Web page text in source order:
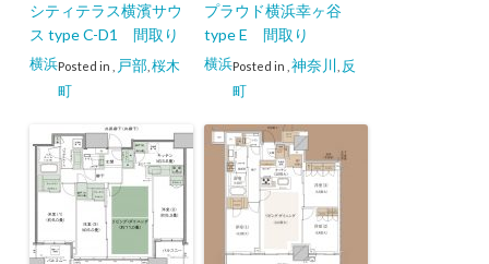
シティテラス横濱サウ
ス type C-D1 間取り
Posted in
横浜 戸部, 桜木
町
プラウド横浜幸ヶ谷
type E 間取り
Posted in
横浜 神奈川 反
町